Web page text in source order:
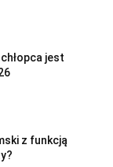
jest
z funkcją